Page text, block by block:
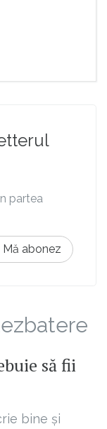
partea
Mă abonez
să fii
bine și